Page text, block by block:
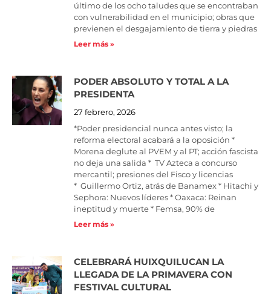
último de los ocho taludes que se encontraban
con vulnerabilidad en el municipio; obras que
previenen el desgajamiento de tierra y piedras
Leer más »
PODER ABSOLUTO Y TOTAL A LA
PRESIDENTA
27 febrero, 2026
*Poder presidencial nunca antes visto; la
reforma electoral acabará a la oposición *
Morena deglute al PVEM y al PT; acción fascista
no deja una salida * TV Azteca a concurso
mercantil; presiones del Fisco y licencias
* Guillermo Ortiz, atrás de Banamex * Hitachi y
Sephora: Nuevos líderes * Oaxaca: Reinan
ineptitud y muerte * Femsa, 90% de
Leer más »
CELEBRARÁ HUIXQUILUCAN LA
LLEGADA DE LA PRIMAVERA CON
FESTIVAL CULTURAL